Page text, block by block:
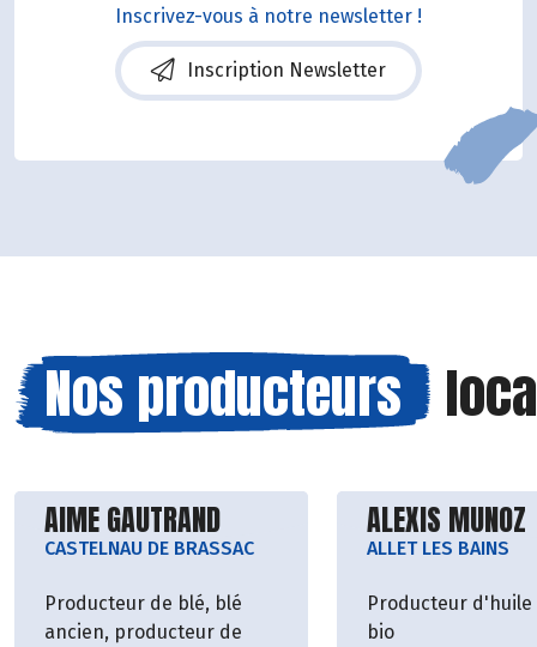
Inscrivez-vous à notre newsletter !
Inscription Newsletter
Nos producteurs
Découvrir le producteur
AIME GAUTRAND
CASTELNAU DE BRASSAC
Producteur de blé, blé
ancien, producteur de
Découvrir le
ALEXIS MUNOZ
ALLET LES BAINS
Producteur d'huile
bio